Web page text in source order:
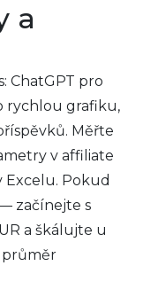
a
ChatGPT pro
rychlou grafiku,
Měřte
v affiliate
Pokud
začínejte s
a škálujte u
průměr